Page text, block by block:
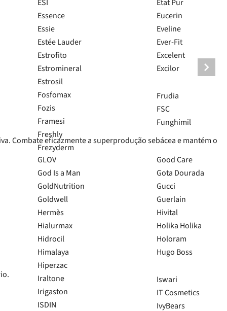
ESI
Essence
Essie
Estée Lauder
Estrofito
Estromineral
Estrosil
Etat Pur
Eucerin
Eveline
Ever-Fit
Excelent
Excilor
Fosfomax
Fozis
Framesi
Freshly
Frezyderm
Frudia
FSC
Funghimil
GLOV
God Is a Man
GoldNutrition
Goldwell
Good Care
Gota Dourada
Gucci
Guerlain
Hermès
Hialurmax
Hidrocil
Himalaya
Hiperzac
Hivital
Holika Holika
Holoram
Hugo Boss
Iraltone
Irigaston
ISDIN
Iswari
IT Cosmetics
IvyBears
Combate eficazmente a superprodução sebácea e mantém o